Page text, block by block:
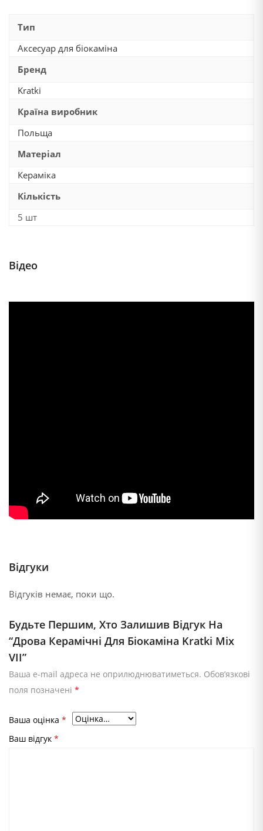
Тип
Аксесуар для біокаміна
Бренд
Kratki
Країна виробник
Польща
Матеріал
Кераміка
Кількість
5 шт
Відео
Відгуки
Відгуків немає, поки що.
Будьте Першим, Хто Залишив Відгук На
“Дрова Керамічні Для Біокаміна Kratki Mix
VII”
Ваша e-mail адреса не оприлюднюватиметься. Обов’язкові
поля позначені *
Ваша оцінка *
Ваш відгук *